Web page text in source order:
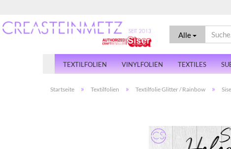
Alle
TEXTILFOLIEN VINYLFOLIEN TEXTILES
Startseite » Textilfolien » Textilfolie Glitter / Rainbow »